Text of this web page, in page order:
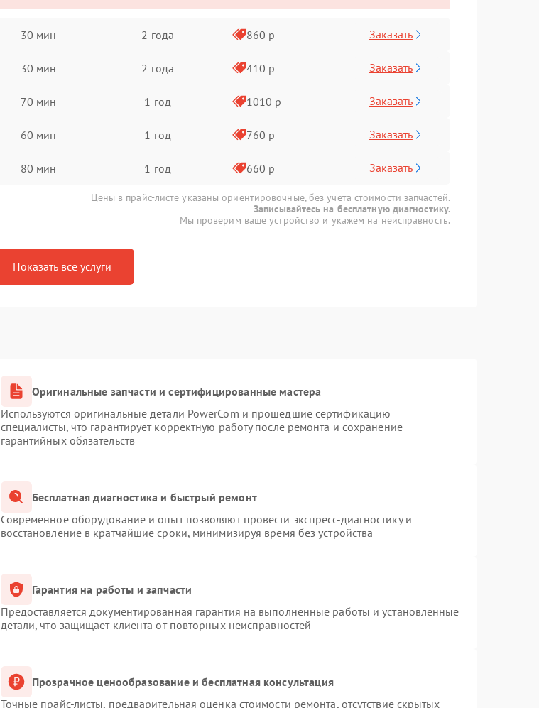
30 мин 2 года 860 р Заказать
30 мин 2 года 410 р Заказать
70 мин 1 год 1010 р Заказать
60 мин 1 год 760 р Заказать
80 мин 1 год 660 р Заказать
Цены в прайс-листе указаны ориентировочные, без учета стоимости запчастей.
Записывайтесь на бесплатную диагностику.
Мы проверим ваше устройство и укажем на неисправность.
Показать все услуги
Оригинальные запчасти и сертифицированные мастера
Используются оригинальные детали PowerCom и прошедшие сертификацию
специалисты, что гарантирует корректную работу после ремонта и сохранение
гарантийных обязательств
Бесплатная диагностика и быстрый ремонт
Современное оборудование и опыт позволяют провести экспресс-диагностику и
восстановление в кратчайшие сроки, минимизируя время без устройства
Гарантия на работы и запчасти
Предоставляется документированная гарантия на выполненные работы и установленные
детали, что защищает клиента от повторных неисправностей
Прозрачное ценообразование и бесплатная консультация
Точные прайс-листы, предварительная оценка стоимости ремонта, отсутствие скрытых